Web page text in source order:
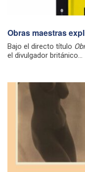
Obras maestras
Bajo el directo título
el divulgador británico...